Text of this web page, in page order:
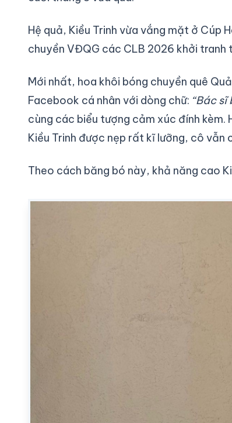
Hệ quả, Kiều Trinh vừa vắng mặt ở Cúp
chuyền VĐQG các CLB 2026 khởi
Mới nhất, hoa khôi bóng chuyền quê
Facebook cá nhân với dòng chữ: “Bác
cùng các biểu tượng cảm xúc đính
Kiều Trinh được nẹp rất kĩ lưỡng, cô
Theo cách băng bó này, khả năng cao